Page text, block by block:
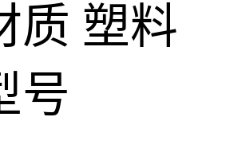
质 塑料
号